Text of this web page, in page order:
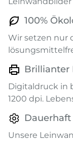
100%
Wir setzen nur
Brillianter
Digitaldruck in
1200 dpi.
Unsere